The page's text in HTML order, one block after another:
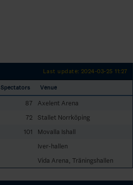
Last update: 2024-03-25 11:27
Spectators Venue
87
Axelent Arena
72
Stallet Norrköping
101
Movalla Ishall
Iver-hallen
Vida Arena, Träningshallen